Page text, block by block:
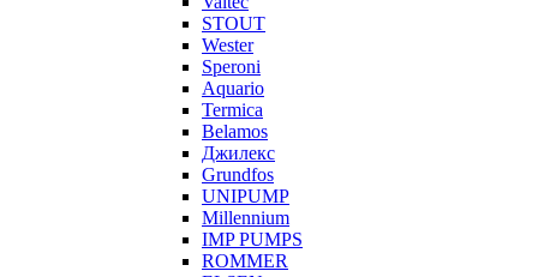
STOUT
Wester
Speroni
Aquario
Termica
Belamos
Джилекс
Grundfos
UNIPUMP
Millennium
IMP PUMPS
ROMMER